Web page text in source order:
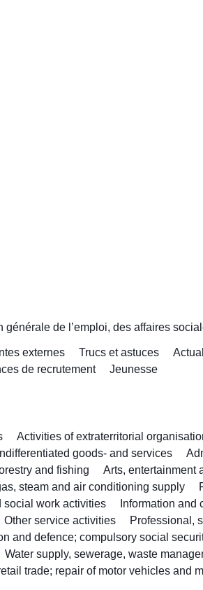
générale de l’emploi, des affaires
externes Trucs et astuces
de recrutement Jeunesse
Activities of extraterritorial
goods- and services
and fishing
Arts, entertainment
steam and air conditioning supply
social work activities
Information and
Other service activities
Professional,
and defence; compulsory social
Water supply, sewerage, waste
trade; repair of motor vehicles and